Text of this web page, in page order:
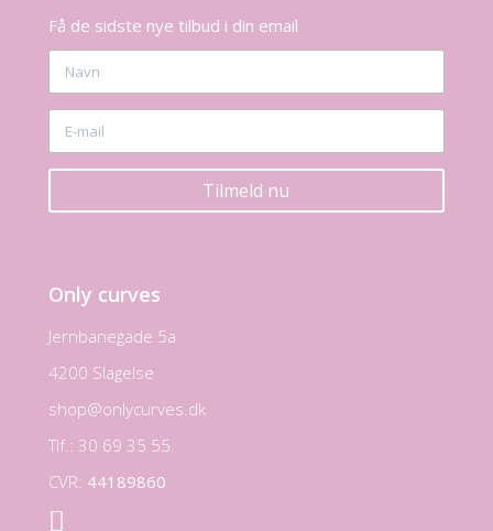
Få de sidste nye tilbud i din email
Tilmeld nu
Only curves
Jernbanegade 5a
4200 Slagelse
shop@onlycurves.dk
Tlf.: 30 69 35 55
CVR: 44189860
